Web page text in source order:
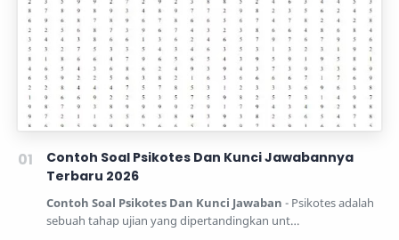
Contoh Soal Psikotes Dan Kunci Jawabannya
Terbaru 2026
Contoh Soal Psikotes Dan Kunci Jawaban - Psikotes adalah
sebuah tahap ujian yang dipertandingkan unt…